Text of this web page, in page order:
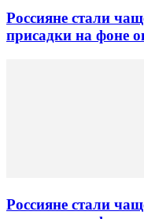
Россияне стали
присадки на фоне
Россияне стали